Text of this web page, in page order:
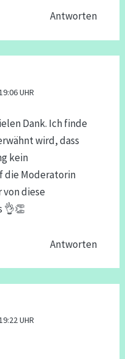
Antworten
UHR
Dank. Ich finde
wird, dass
kein
die Moderatorin
diese
👌👏
Antworten
UHR